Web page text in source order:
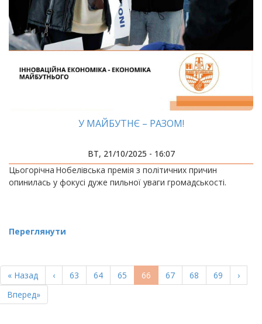
У МАЙБУТНЄ – РАЗОМ!
ВТ, 21/10/2025 - 16:07
Цьогорічна Нобелівська премія з політичних причин
опинилась у фокусі дуже пильної уваги громадськості.
Переглянути
НА
СТОРІНКИ
Перша
сторінка
« Назад
Попередня
сторінка
‹ Page
63 Page
64 Page
65
Поточна
сторінка
66 Page
67 Page
68 Page
69
›
Остання
сторінка
Вперед»